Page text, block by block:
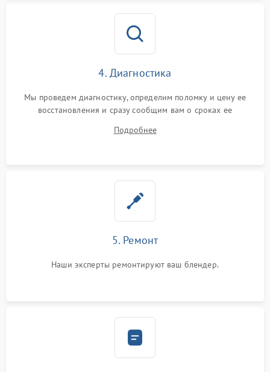
4. Диагностика
Мы проведем диагностику, определим поломку и цену ее
восстановления и сразу сообщим вам о сроках ее
Подробнее
5. Ремонт
Наши эксперты ремонтируют ваш блендер.